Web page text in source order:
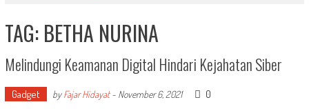
TAG: BETHA NURINA
Melindungi Keamanan Digital Hindari Kejahatan Siber
Gadget byFajar Hidayat- November 6, 2021 0